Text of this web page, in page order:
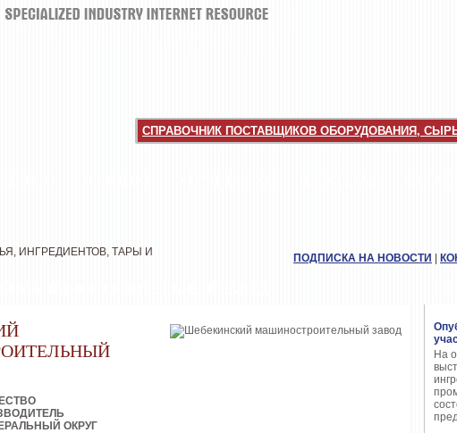
СПРАВОЧНИК ПОСТАВЩИКОВ ОБОРУДОВАНИЯ,
На
ИНГРЕДИЕНТОВ, ТАРЫ И
ПОДПИСКА НА НОВОСТИ
ОКРУГ